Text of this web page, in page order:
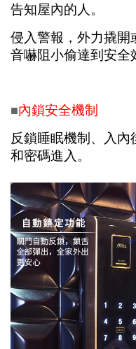
告知屋內的人。
侵入警報，外力撬開
音嚇阻小偷達到安全
■內鎖安全機制
反鎖睡眠機制、入
和密碼進入。